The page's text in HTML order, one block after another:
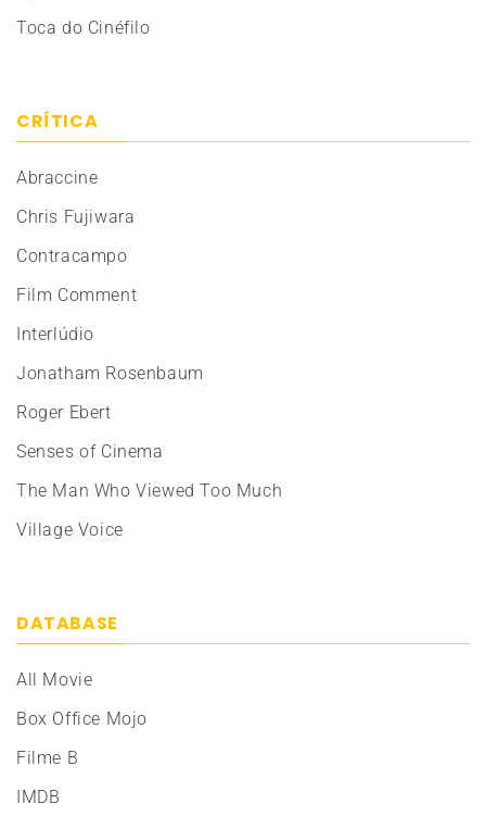
Toca do Cinéfilo
CRÍTICA
Abraccine
Chris Fujiwara
Contracampo
Film Comment
Interlúdio
Jonatham Rosenbaum
Roger Ebert
Senses of Cinema
The Man Who Viewed Too Much
Village Voice
DATABASE
All Movie
Box Office Mojo
Filme B
IMDB